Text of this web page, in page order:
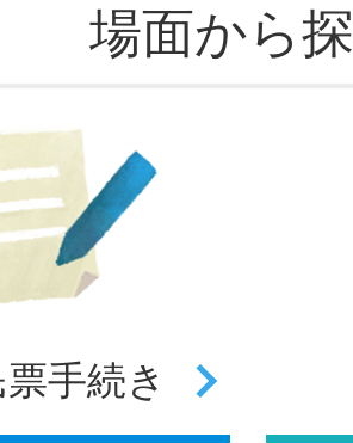
場面から
手続き